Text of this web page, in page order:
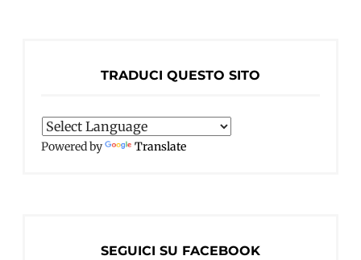
TRADUCI QUESTO SITO
Powered by Translate
SEGUICI SU FACEBOOK